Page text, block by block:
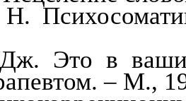
Н.
Дж. Это в
– М.,